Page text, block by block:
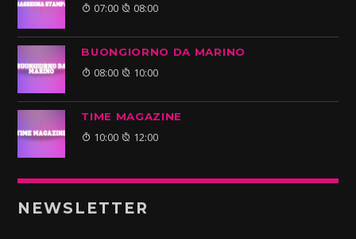
07:00 08:00
BUONGIORNO DA MARINO
08:00 10:00
TIME MAGAZINE
10:00 12:00
NEWSLETTER